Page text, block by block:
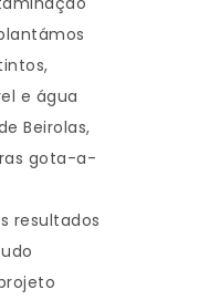
e água
Beirolas,
gota-a-
resultados